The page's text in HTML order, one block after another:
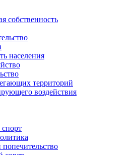
собственность
населения
территорий
воздействия